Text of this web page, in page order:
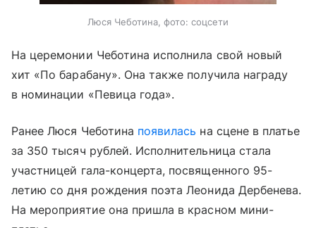
Люся Чеботина, фото: соцсети
На церемонии Чеботина исполнила свой новый
хит «По барабану». Она также получила награду
в номинации «Певица года».
Ранее Люся Чеботина появилась на сцене в платье
за 350 тысяч рублей. Исполнительница стала
участницей гала-концерта, посвященного 95-
летию со дня рождения поэта Леонида Дербенева.
На мероприятие она пришла в красном мини-